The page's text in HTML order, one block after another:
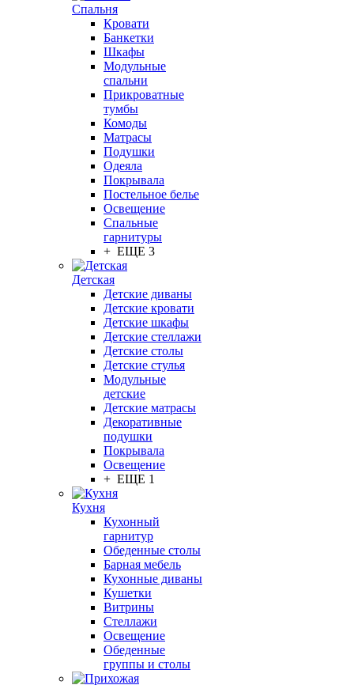
Спальня
Кровати
Банкетки
Шкафы
Модульные
спальни
Прикроватные
тумбы
Комоды
Матрасы
Подушки
Одеяла
Покрывала
Постельное белье
Освещение
Спальные
гарнитуры
+ ЕЩЕ 3
Детская
Детские диваны
Детские кровати
Детские шкафы
Детские стеллажи
Детские столы
Детские стулья
Модульные
детские
Детские матрасы
Декоративные
подушки
Покрывала
Освещение
+ ЕЩЕ 1
Кухня
Кухонный
гарнитур
Обеденные столы
Барная мебель
Кухонные диваны
Кушетки
Витрины
Стеллажи
Освещение
Обеденные
группы и столы